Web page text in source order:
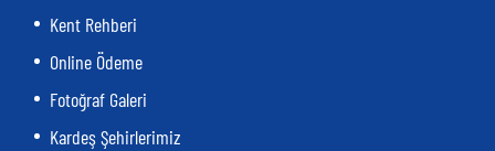
Kent Rehberi
Online Ödeme
Fotoğraf Galeri
Kardeş Şehirlerimiz